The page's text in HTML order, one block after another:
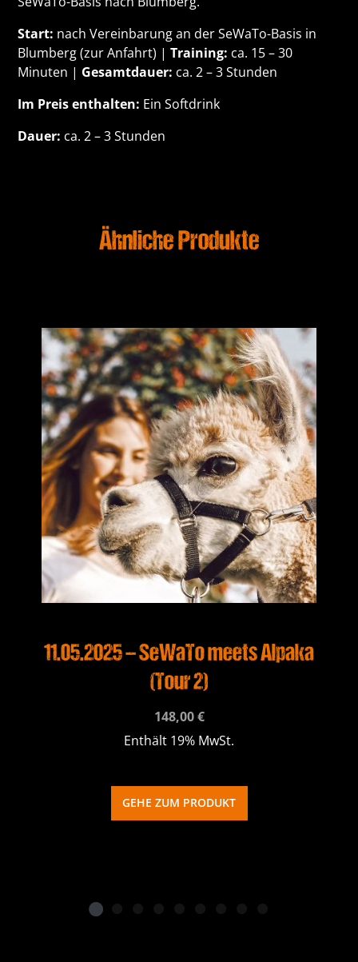
Start: nach Vereinbarung an der SeWaTo-Basis in
Blumberg (zur Anfahrt) |Training: ca. 15 – 30
Minuten | Gesamtdauer: ca. 2 – 3 Stunden
Im Preis enthalten: Ein Softdrink
Dauer: ca. 2 – 3 Stunden
Ähnliche Produkte
11.05.2025 – SeWaTo meets Alpaka
(Tour 2)
148,00€
Enthält 19% MwSt.
GEHE ZUM PRODUKT